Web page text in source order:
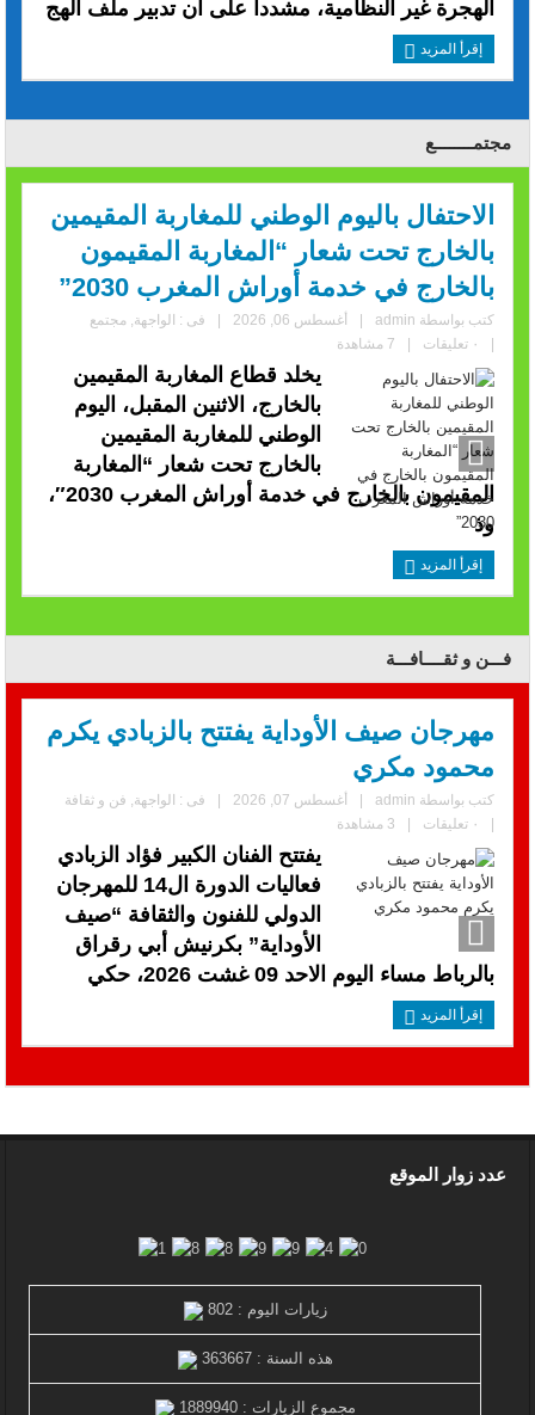
الهجرة غير النظامية، مشددا على أن تدبير ملف الهج
إقرأ المزيد
مجتمــــــــع
الاحتفال باليوم الوطني للمغاربة المقيمين
بالخارج تحت شعار “المغاربة المقيمون
بالخارج في خدمة أوراش المغرب 2030”
كتب بواسطة admin
| أغسطس 06, 2026 | فى : الواجهة,مجتمع
|
٠ تعليقات | 7 مشاهدة
يخلد قطاع المغاربة المقيمين
بالخارج، الاثنين المقبل، اليوم
الوطني للمغاربة المقيمين
بالخارج تحت شعار “المغاربة
المقيمون بالخارج في خدمة أوراش المغرب 2030″،
وذ
إقرأ المزيد
فـــن و ثقــــافـــة
مهرجان صيف الأوداية يفتتح بالزبادي يكرم
محمود مكري
كتب بواسطة admin
| أغسطس 07, 2026 | فى : الواجهة, فن و ثقافة
|
٠ تعليقات | 3 مشاهدة
يفتتح الفنان الكبير فؤاد الزبادي
فعاليات الدورة ال14 للمهرجان
الدولي للفنون والثقافة “صيف
الأوداية” بكرنيش أبي رقراق
بالرباط مساء اليوم الاحد 09 غشت 2026، حكي
إقرأ المزيد
عدد زوار الموقع
زيارات اليوم : 802
هذه السنة : 363667
مجموع الزيارات : 1889940